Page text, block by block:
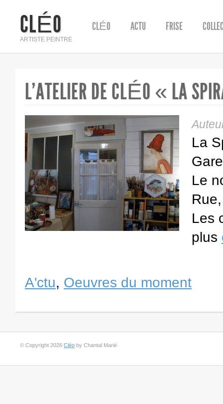
CLÉO
ARTISTE PEINTRE
CLÉO ACTU FRISE
L’ATELIER DE CLÉO « LA
La
Le
Les
plus
A'ctu, Oeuvres du moment
© Copyright 2026 Cléo by Chantal Marié